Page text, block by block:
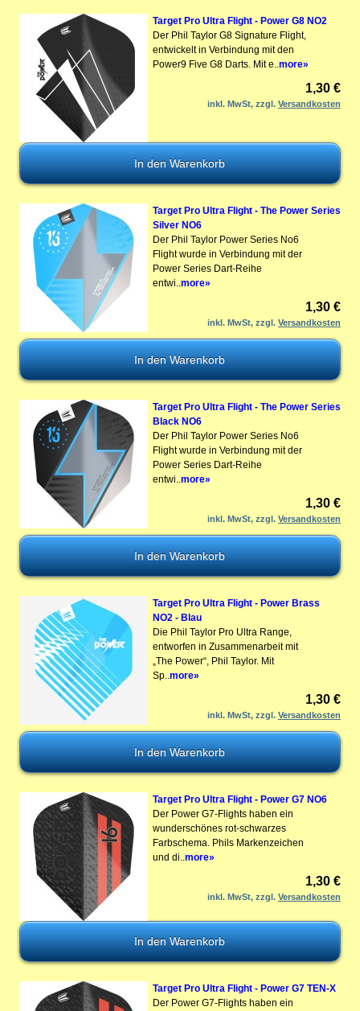
Target Pro Ultra Flight - Power G8 NO2
Der Phil Taylor G8 Signature Flight,
entwickelt in Verbindung mit den
Power9 Five G8 Darts. Mit e..more»
1,30 €
inkl. MwSt, zzgl.Versandkosten
Target Pro Ultra Flight - The Power Series
Silver NO6
Der Phil Taylor Power Series No6
Flight wurde in Verbindung mit der
Power Series Dart-Reihe
entwi.. more»
1,30 €
inkl. MwSt, zzgl.Versandkosten
Target Pro Ultra Flight - The Power Series
Black NO6
Der Phil Taylor Power Series No6
Flight wurde in Verbindung mit der
Power Series Dart-Reihe
entwi.. more»
1,30 €
inkl. MwSt, zzgl.Versandkosten
Target Pro Ultra Flight - Power Brass
NO2 - Blau
Die Phil Taylor Pro Ultra Range,
entworfen in Zusammenarbeit mit
„The Power“, Phil Taylor. Mit
Sp.. more»
1,30 €
inkl. MwSt, zzgl.Versandkosten
Target Pro Ultra Flight - Power G7 NO6
Der Power G7-Flights haben ein
wunderschönes rot-schwarzes
Farbschema. Phils Markenzeichen
und di.. more»
1,30 €
inkl. MwSt, zzgl.Versandkosten
Target Pro Ultra Flight - Power G7 TEN-X
Der Power G7-Flights haben ein